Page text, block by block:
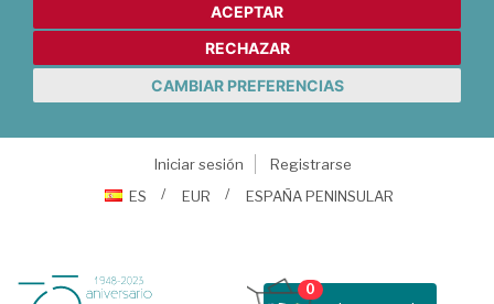
ACEPTAR
RECHAZAR
CAMBIAR PREFERENCIAS
Iniciar sesión
Registrarse
ES
EUR ESPAÑA PENINSULAR
0